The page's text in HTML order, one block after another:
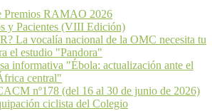
Premios RAMAO 2026
y Pacientes (VIII Edición)
La vocalía nacional de la OMC necesita tu
el estudio "Pandora"
informativa "Ébola: actualización ante el
central"
nº178 (del 16 al 30 de junio de 2026)
ciclista del Colegio